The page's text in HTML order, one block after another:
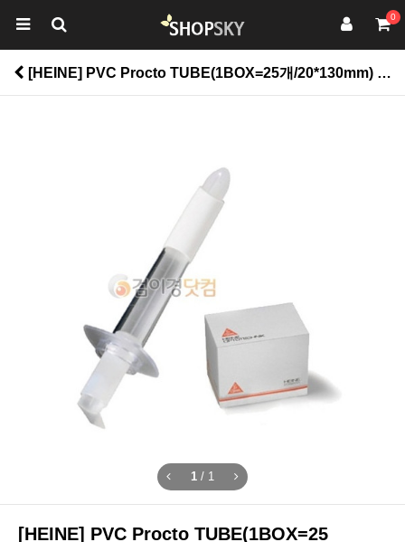
0
[HEINE] PVC Procto TUBE(1BOX=25개/20*130mm) > 생활건강
1 / 1
[HEINE] PVC Procto TUBE(1BOX=25